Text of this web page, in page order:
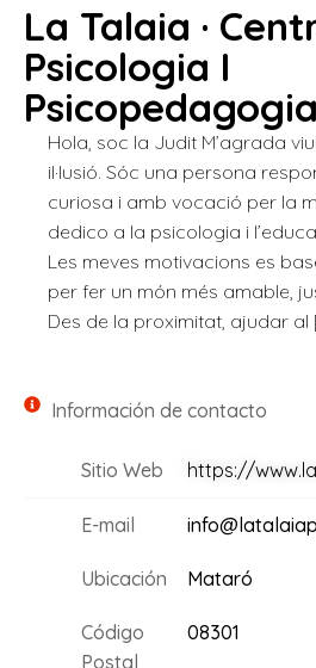
La Talaia ·
Psicologia I
Hola, soc la Judit M’agrada
il·lusió. Sóc una persona
curiosa i amb vocació per la
dedico a la psicologia i
Les meves motivacions es
per fer un món més amable,
Des de la proximitat, ajudar al
Información de contacto
Sitio Web https://
E-mail
Ubicación Mataró
Código
Postal
08301